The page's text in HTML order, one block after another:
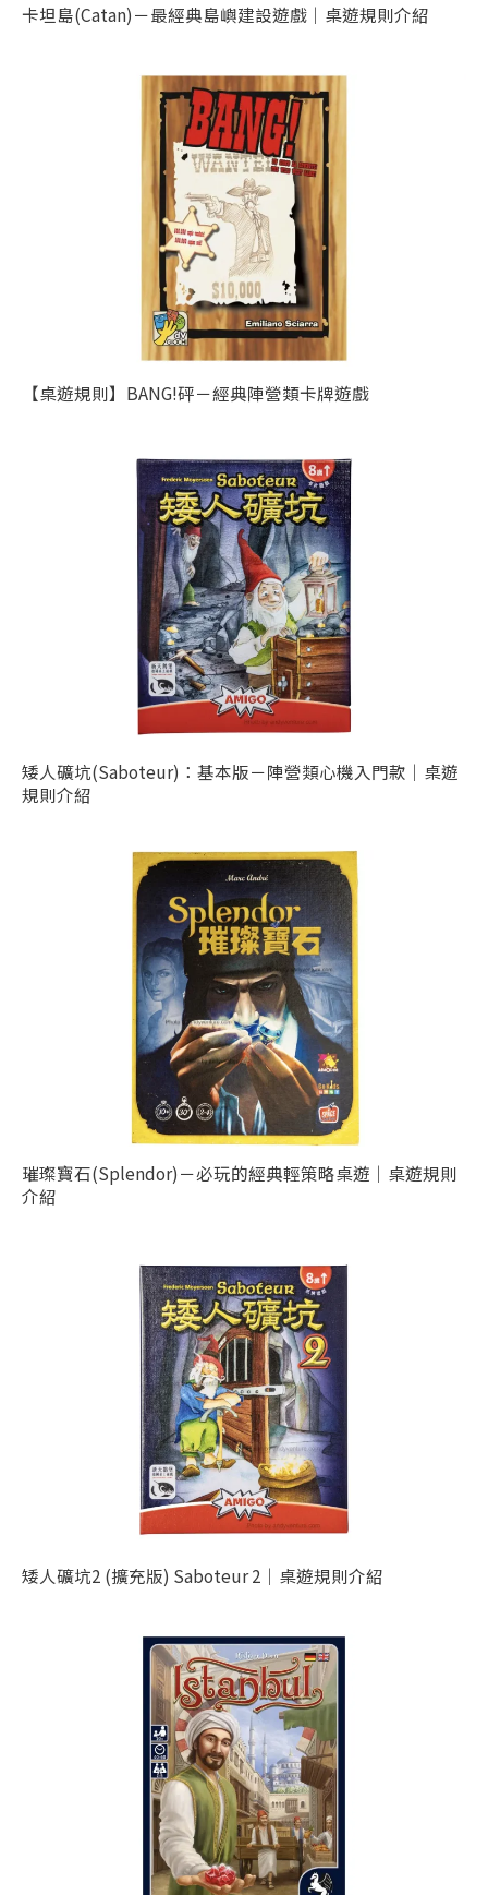
卡坦島(Catan)－最經典島嶼建設遊戲｜桌遊規則介紹
【桌遊規則】BANG!砰－經典陣營類卡牌遊戲
矮人礦坑(Saboteur)：基本版－陣營類心機入門款｜桌遊
規則介紹
璀璨寶石(Splendor)－必玩的經典輕策略桌遊｜桌遊規則
介紹
矮人礦坑2 (擴充版) Saboteur 2｜桌遊規則介紹